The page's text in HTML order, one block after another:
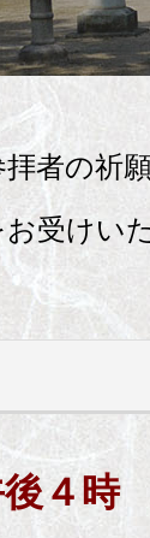
者の祈
受けい
４時